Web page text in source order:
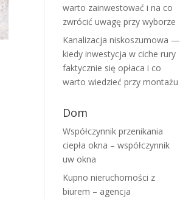
warto zainwestować i na co
zwrócić uwagę przy wyborze
Kanalizacja niskoszumowa —
kiedy inwestycja w ciche rury
faktycznie się opłaca i co
warto wiedzieć przy montażu
Dom
Współczynnik przenikania
ciepła okna – współczynnik
uw okna
Kupno nieruchomości z
biurem – agencja